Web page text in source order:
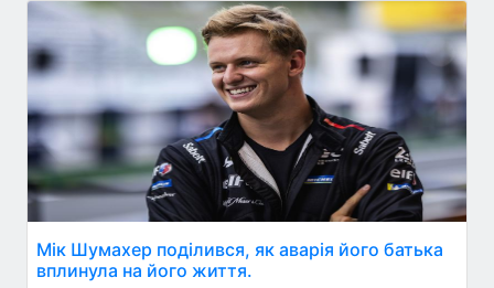
Мік Шумахер поділився, як аварія його батька
вплинула на його життя.